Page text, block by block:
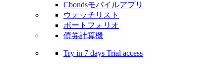
Cbondsモバイルアプリ
ウォッチリスト
ポートフォリオ
債券計算機
Try in 7 days Trial access